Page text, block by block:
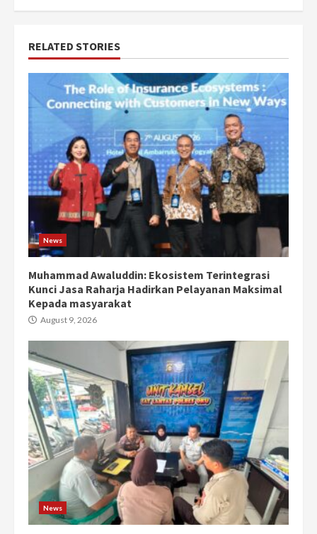
RELATED STORIES
News
Muhammad Awaluddin: Ekosistem Terintegrasi
Kunci Jasa Raharja Hadirkan Pelayanan Maksimal
Kepada masyarakat
August 9, 2026
News